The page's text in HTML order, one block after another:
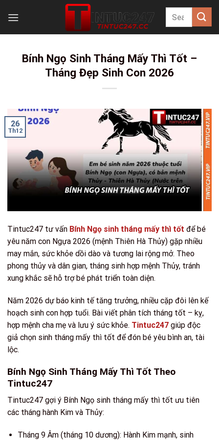
Bính Ngọ Sinh Tháng Mấy Thì Tốt –
Tháng Đẹp Sinh Con 2026
26
Th12
Tintuc247 tư vấn Bính Ngọ sinh tháng mấy thì tốt để bé
yêu năm con Ngựa 2026 (mệnh Thiên Hà Thủy) gặp nhiều
may mắn, sức khỏe dồi dào và tương lai rộng mở. Theo
phong thủy và dân gian, tháng sinh hợp mệnh Thủy, tránh
xung khắc sẽ hỗ trợ bé phát triển toàn diện.
Năm 2026 dự báo kinh tế tăng trưởng, nhiều cặp đôi lên kế
hoạch sinh con hợp tuổi. Bài viết phân tích tháng tốt – kỵ,
hợp mệnh cha mẹ và lưu ý sức khỏe. Tintuc247 giúp độc
giả chọn sinh tháng mấy thì tốt để đón bé yêu bình an, tài
lộc.
Bính Ngọ Sinh Tháng Mấy Thì Tốt Theo
Tintuc247
Tintuc247 gợi ý Bính Ngọ sinh tháng mấy thì tốt ưu tiên
các tháng hành Kim và Thủy:
Tháng 9 Âm (tháng 10 dương): Hành Kim mạnh, sinh